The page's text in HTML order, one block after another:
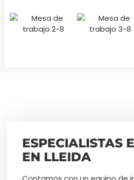
ESPECIALISTAS
EN LLEIDA